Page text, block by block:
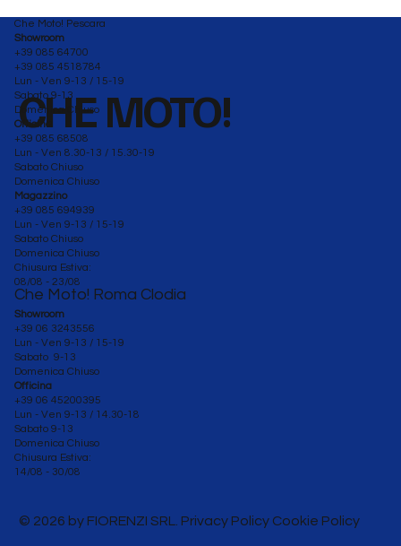
CHE MOTO!
Che Moto! Roma Clodia
Showroom
+39 06 3243556
Lun - Ven 9-13 / 15-19
Sabato 9-13
Domenica Chiuso
Officina
+39 06 45200395
Lun - Ven 9-13 / 14.30-18
Sabato 9-13
Domenica Chiuso
Chiusura Estiva:
14/08 - 30/08
Che Moto! Pescara
Showroom
+39 085 64700
+39 085 4518784
Lun - Ven 9-13 / 15-19
Sabato 9-13
Domenica Chiuso
Officina
+39 085 68508
Lun - Ven 8.30-13 / 15.30-19
Sabato Chiuso
Domenica Chiuso
Magazzino
+39 085 694939
Lun - Ven 9-13 / 15-19
Sabato Chiuso
Domenica Chiuso
Chiusura Estiva:
08/08 - 23/08
© 2026 by FIORENZI SRL. Privacy Policy Cookie Policy